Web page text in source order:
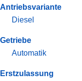
Antriebsvariante
Diesel
Getriebe
Automatik
Erstzulassung